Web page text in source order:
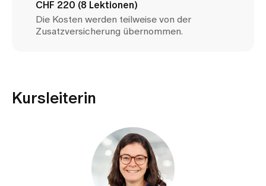
CHF 220 (8 Lektionen)
Die Kosten werden teilweise von der
Zusatzversicherung übernommen.
Kursleiterin